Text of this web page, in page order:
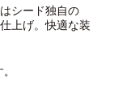
シード独自の
上げ。快適な装